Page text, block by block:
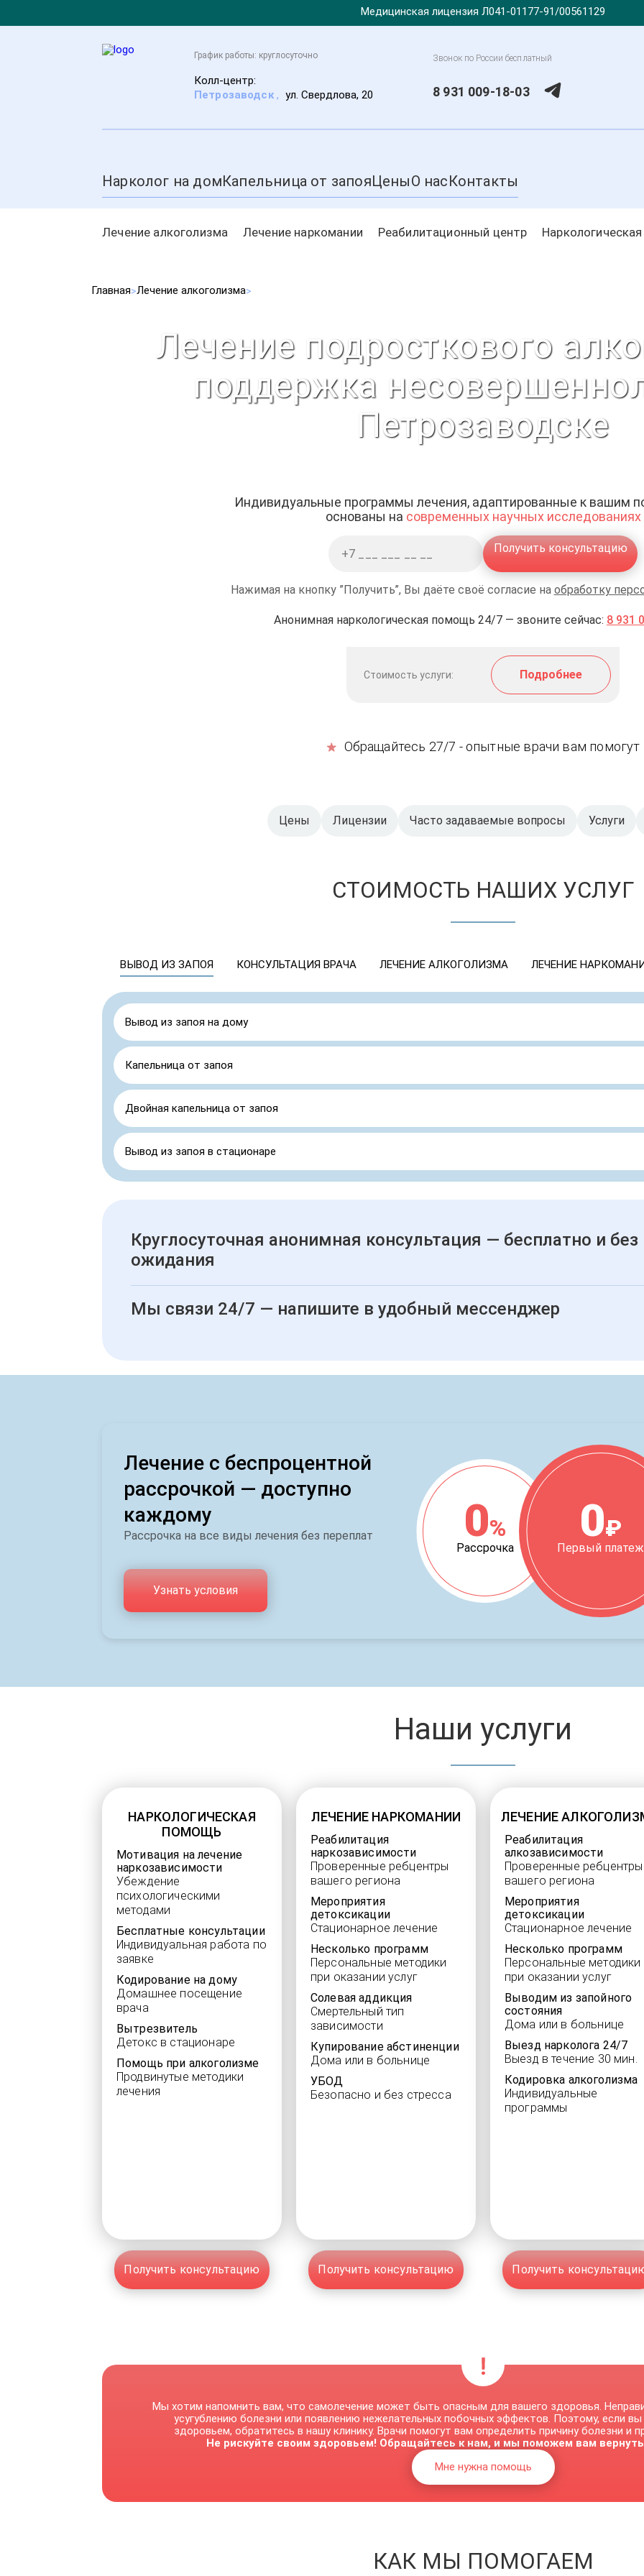
Медицинская лицензия Л041-01177-91/00561129
График работы: круглосуточно
Колл-центр:
Петрозаводск , ул. Свердлова, 20
Звонок по России бесплатный
8 931 009-18-03
Нарколог на домКапельница от запояЦеныО насКонтакты
Лечение алкоголизма Лечение наркомании Реабилитационный центр
Главная Лечение алкоголизма
Лечение подросткового
поддержка
Петрозаводске
Индивидуальные программы лечения, адаптированные к вашим
основаны на современных научных исследованиях
Получить консультацию
Нажимая на кнопку ”Получить”, Вы даёте своё согласие на обработку
Анонимная наркологическая помощь 24/7 — звоните сейчас: 8 931
Стоимость услуги: Подробнее
Обращайтесь 27/7 - опытные врачи вам помогут
Цены Лицензии Часто задаваемые вопросы Услуги
СТОИМОСТЬ НАШИХ УСЛУГ
ВЫВОД ИЗ ЗАПОЯ КОНСУЛЬТАЦИЯ ВРАЧА ЛЕЧЕНИЕ АЛКОГОЛИЗМА ЛЕЧЕНИЕ
Вывод из запоя на дому
Капельница от запоя
Двойная капельница от запоя
Вывод из запоя в стационаре
Круглосуточная анонимная консультация — бесплатно и без
ожидания
Мы связи 24/7 — напишите в удобный мессенджер
Лечение с беспроцентной
рассрочкой — доступно
каждому
Рассрочка на все виды лечения без переплат 0%
Рассрочка
0₽
Первый платеж
Узнать условия
Наши услуги
НАРКОЛОГИЧЕСКАЯ
ПОМОЩЬ
Мотивация на лечение
наркозависимости
Убеждение
психологическими
методами
Бесплатные консультации
Индивидуальная работа по
заявке
Кодирование на дому
Домашнее посещение
врача
Вытрезвитель
Детокс в стационаре
Помощь при алкоголизме
Продвинутые методики
лечения
Получить консультацию
ЛЕЧЕНИЕ НАРКОМАНИИ
Реабилитация
наркозависимости
Проверенные ребцентры
вашего региона
Мероприятия
детоксикации
Стационарное лечение
Несколько программ
Персональные методики
при оказании услуг
Солевая аддикция
Смертельный тип
зависимости
Купирование абстиненции
Дома или в больнице
УБОД
Безопасно и без стресса
Получить консультацию
ЛЕЧЕНИЕ
Реабилитация
алкозависимости
Проверенные ребцентры
вашего региона
Мероприятия
детоксикации
Стационарное лечение
Несколько программ
Персональные методики
при оказании услуг
Выводим из запойного
состояния
Дома или в больнице
Выезд нарколога 24/7
Выезд в течение 30 мин.
Кодировка алкоголизма
Индивидуальные
программы
Получить
Мы хотим напомнить вам, что самолечение может быть опасным для вашего здоровья.
усугублению болезни или появлению нежелательных побочных эффектов. Поэтому, если
здоровьем, обратитесь в нашу клинику. Врачи помогут вам определить причину болезни и
Не рискуйте своим здоровьем! Обращайтесь к нам, и мы поможем вам
Мне нужна помощь
КАК МЫ ПОМОГАЕМ